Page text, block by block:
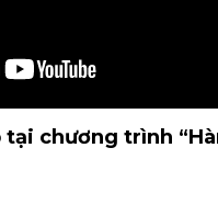
chương trình